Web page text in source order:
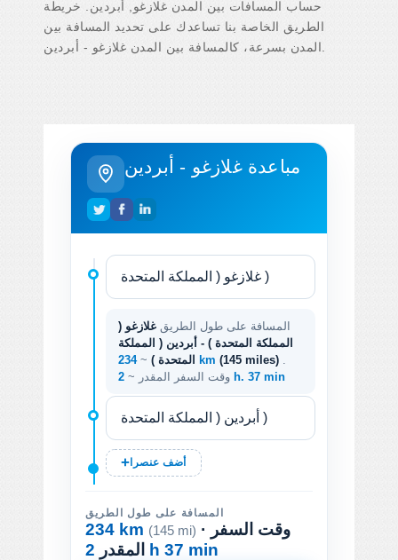
حساب المسافات بين المدن غلازغو, أبردين. خريطة
الطريق الخاصة بنا تساعدك على تحديد المسافة بين
مباعدة غلازغو - أبردين
المسافة على طول الطريق غلازغو (
المملكة المتحدة ) - أبردين ( المملكة
المتحدة ) ~ 234 km (145 miles)
وقت السفر المقدر ~ 2 h. 37 min
أضف عنصرا
المسافة على طول الطريق
234 km (145 mi) · وقت السفر
المقدر 2 h 37 min